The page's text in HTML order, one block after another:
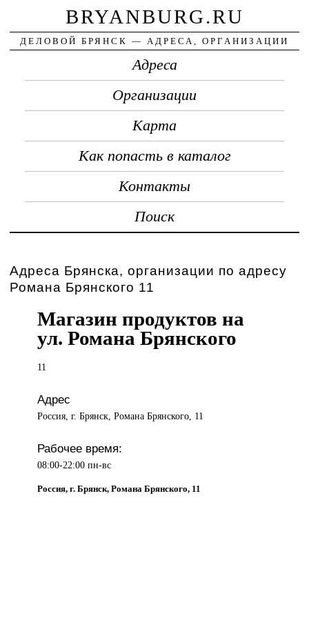
BRYANBURG.RU
ДЕЛОВОЙ БРЯНСК — АДРЕСА, ОРГАНИЗАЦИИ
Адреса
Организации
Карта
Как попасть в каталог
Контакты
Поиск
Адреса Брянска, организации по адресу
Романа Брянского 11
Магазин продуктов на
ул. Романа Брянского
11
Адрес
Россия, г. Брянск, Романа Брянского, 11
Рабочее время:
08:00-22:00 пн-вс
Россия, г. Брянск, Романа Брянского, 11